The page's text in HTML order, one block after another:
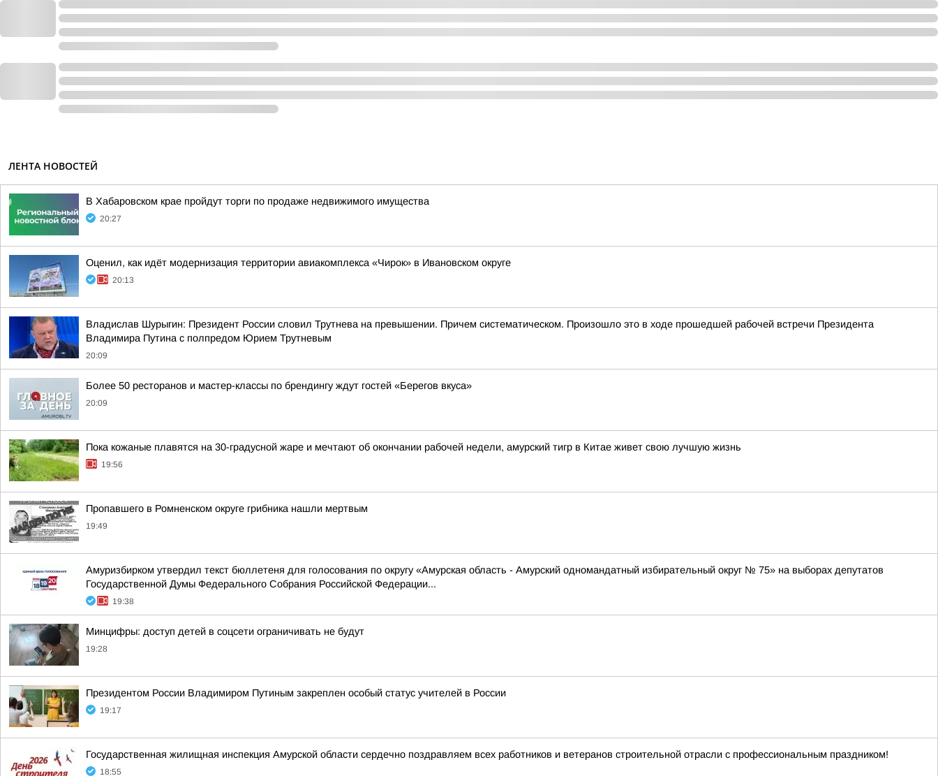
ЛЕНТА НОВОСТЕЙ
В Хабаровском крае пройдут торги по продаже недвижимого имущества
20:27
Оценил, как идёт модернизация территории авиакомплекса «Чирок» в Ивановском округе
20:13
Владислав Шурыгин: Президент России словил Трутнева на превышении. Причем систематическом. Произошло это в ходе прошедшей рабочей встречи Президента
Владимира Путина с полпредом Юрием Трутневым
20:09
Более 50 ресторанов и мастер-классы по брендингу ждут гостей «Берегов вкуса»
20:09
Пока кожаные плавятся на 30-градусной жаре и мечтают об окончании рабочей недели, амурский тигр в Китае живет свою лучшую жизнь
19:56
Пропавшего в Ромненском округе грибника нашли мертвым
19:49
Амуризбирком утвердил текст бюллетеня для голосования по округу «Амурская область - Амурский одномандатный избирательный округ № 75» на выборах депутатов
Государственной Думы Федерального Собрания Российской Федерации...
19:38
Минцифры: доступ детей в соцсети ограничивать не будут
19:28
Президентом России Владимиром Путиным закреплен особый статус учителей в России
19:17
Государственная жилищная инспекция Амурской области сердечно поздравляем всех работников и ветеранов строительной отрасли с профессиональным праздником!
18:55